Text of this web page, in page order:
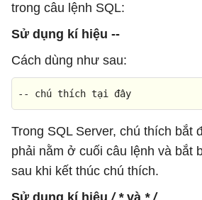
trong câu lệnh SQL:
Sử dụng kí hiệu --
Cách dùng như sau:
-- chú thích tại đây
Trong SQL Server, chú thích bắt
phải nằm ở cuối câu lệnh và bắt
sau khi kết thúc chú thích.
Sử dụng kí hiệu / *và * /